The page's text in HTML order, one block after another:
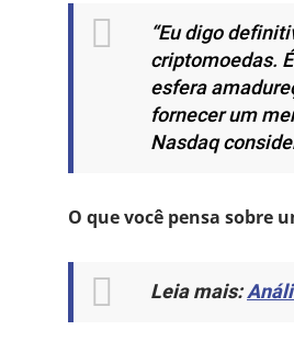
“Eu digo
criptomoedas.
esfera
fornecer um
Nasdaq
O que você pensa sobre
Leia mais: